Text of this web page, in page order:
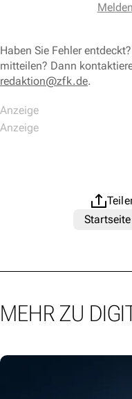
Haben Sie Fehler
mitteilen? Dann
redaktion@zfk.de.
Startseite
MEHR ZU